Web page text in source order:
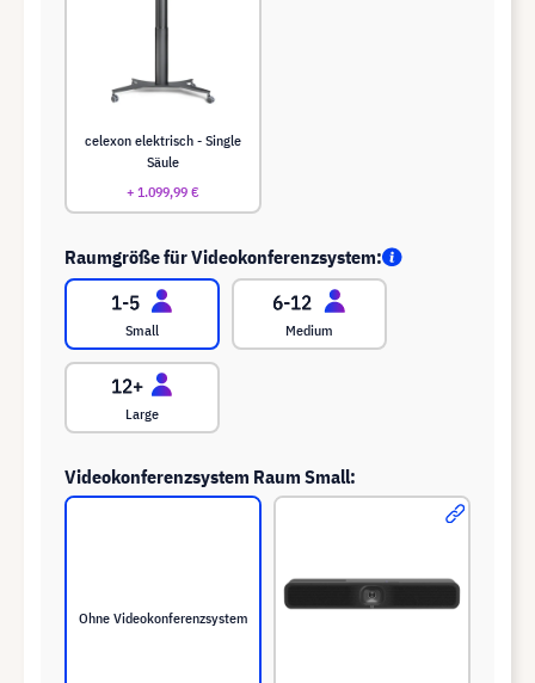
celexon elektrisch - Single
Säule
+ 1.099,99 €
Raumgröße für Videokonferenzsystem:
Small Medium
Large
Videokonferenzsystem Raum Small:
Ohne Videokonferenzsystem